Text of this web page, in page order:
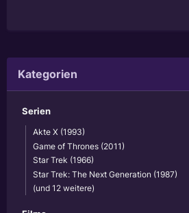
Kategorien
Serien
Akte X (1993)
Game of Thrones (2011)
Star Trek (1966)
Star Trek: The Next Generation (1987)
(und 12 weitere)